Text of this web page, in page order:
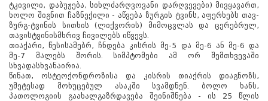
ტკივილი, დაბუჟება, სიხლძარღვოვანი დარღვევები) მივყავართ,
ხოლო შიგნით ჩაზნექილი - აწვება ზურგის ტვინს, აფერხებს თავ-
ზურგ-ტვინის სითხის (ლიქვორის) მიმოცვლას და ცერებრულ,
თავისტვინისმხრივ ჩივილებს იწვევს.
თიაქარი, წესისამებრ, ჩნდება კისრის მე-5 და მე-6 ან მე-6 და
მე-7 მალებს შორის. სიმპტომები ამ ორ შემთხვევაში
სხვადასხვანაირია.
წინათ, ოსტეოქონდროზისა და კისრის თიაქრის დიაგნოზს,
უმეტესად მოხუცებულ ასაკში სვამდნენ. ბოლო ხანს,
პათოლოგიის გაახალგაზრდავება შეინიშნება - ის 25 წლის